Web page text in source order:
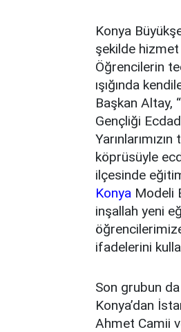
Konya
şekilde hizmet
Öğrencilerin
ışığında
Başkan Altay,
Gençliği
köprüsüyle
ilçesinde
Konya Modeli
inşallah yeni
ifadelerini
Son grubun
Konya’dan
Ahmet Camii